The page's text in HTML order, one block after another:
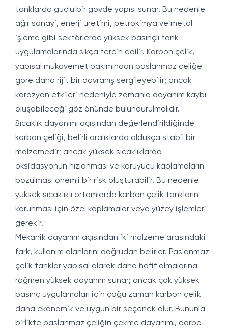
tanklarda güçlü bir gövde yapısı sunar. Bu nedenle
ağır sanayi, enerji üretimi, petrokimya ve metal
işleme gibi sektörlerde yüksek basınçlı tank
uygulamalarında sıkça tercih edilir. Karbon çelik,
yapısal mukavemet bakımından paslanmaz çeliğe
göre daha rijit bir davranış sergileyebilir; ancak
korozyon etkileri nedeniyle zamanla dayanım kaybı
oluşabileceği göz önünde bulundurulmalıdır.
Sıcaklık dayanımı açısından değerlendirildiğinde
karbon çeliği, belirli aralıklarda oldukça stabil bir
malzemedir; ancak yüksek sıcaklıklarda
oksidasyonun hızlanması ve koruyucu kaplamaların
bozulması önemli bir risk oluşturabilir. Bu nedenle
yüksek sıcaklıklı ortamlarda karbon çelik tankların
korunması için özel kaplamalar veya yüzey işlemleri
gerekir.
Mekanik dayanım açısından iki malzeme arasındaki
fark, kullanım alanlarını doğrudan belirler. Paslanmaz
çelik tanklar yapısal olarak daha hafif olmalarına
rağmen yüksek dayanım sunar; ancak çok yüksek
basınç uygulamaları için çoğu zaman karbon çelik
daha ekonomik ve uygun bir seçenek olur. Bununla
birlikte paslanmaz çeliğin çekme dayanımı, darbe